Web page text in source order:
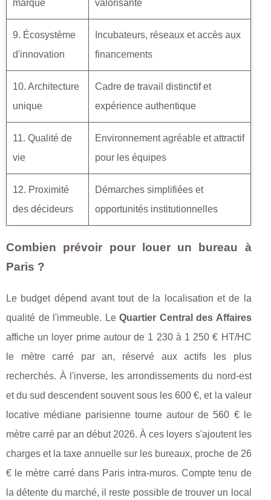
marque valorisante
9. Écosystème
d'innovation
Incubateurs, réseaux et accès aux
financements
10. Architecture
unique
Cadre de travail distinctif et
expérience authentique
11. Qualité de
vie
Environnement agréable et attractif
pour les équipes
12. Proximité
des décideurs
Démarches simplifiées et
opportunités institutionnelles
Combien prévoir pour louer un bureau à
Paris ?
Le budget dépend avant tout de la localisation et de la
qualité de l'immeuble. LeQuartier Central des Affaires
affiche un loyer prime autour de 1 230 à 1 250 € HT/HC
le mètre carré par an, réservé aux actifs les plus
recherchés. À l'inverse, les arrondissements du nord-est
et du sud descendent souvent sous les 600 €, et la valeur
locative médiane parisienne tourne autour de 560 € le
mètre carré par an début 2026. À ces loyers s'ajoutent les
charges et la taxe annuelle sur les bureaux, proche de 26
€ le mètre carré dans Paris intra-muros. Compte tenu de
la détente du marché, il reste possible de trouver un local